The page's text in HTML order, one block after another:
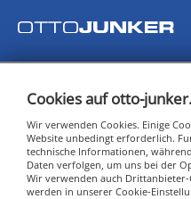
52152 Simmerath -
info@otto-junker.com
+49 24 73 / 601-0
+49 24 73 / 601-555
Cookies auf otto-
Wir verwenden Cookies. Einige
Website unbedingt erforderlich.
technische Informationen,
Daten verfolgen, um uns bei der
Wir verwenden auch
werden in unserer Cookie-